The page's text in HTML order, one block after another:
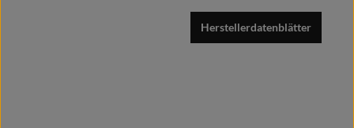
Herstellerdatenblätter